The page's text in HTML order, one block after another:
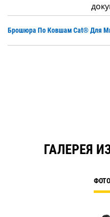
Брошюра По Ковшам Cat® Для
ГАЛЕРЕЯ